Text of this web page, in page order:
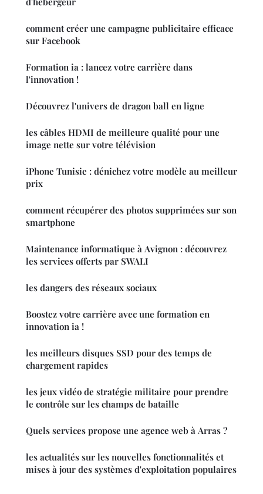
comment créer une campagne publicitaire efficace
sur Facebook
Formation ia : lancez votre carrière dans
l'innovation !
Découvrez l'univers de dragon ball en ligne
les câbles HDMI de meilleure qualité pour une
image nette sur votre télévision
iPhone Tunisie : dénichez votre modèle au meilleur
prix
comment récupérer des photos supprimées sur son
smartphone
Maintenance informatique à Avignon : découvrez
les services offerts par SWALI
les dangers des réseaux sociaux
Boostez votre carrière avec une formation en
innovation ia !
les meilleurs disques SSD pour des temps de
chargement rapides
les jeux vidéo de stratégie militaire pour prendre
le contrôle sur les champs de bataille
Quels services propose une agence web à Arras ?
les actualités sur les nouvelles fonctionnalités et
mises à jour des systèmes d'exploitation populaires